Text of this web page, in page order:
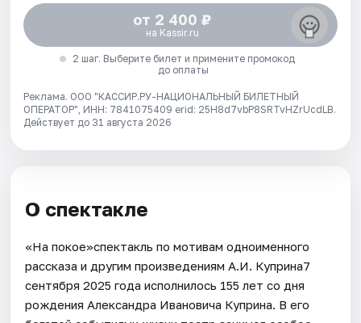
от 2 400 ₽
на Kassir.ru
2 шаг. Выберите билет и примените промокод
до оплаты
Реклама. ООО "КАССИР.РУ-НАЦИОНАЛЬНЫЙ БИЛЕТНЫЙ
ОПЕРАТОР", ИНН: 7841075409 erid: 25H8d7vbP8SRTvHZrUcdLB.
Действует до 31 августа 2026
О спектакле
«На покое»спектакль по мотивам одноименного
рассказа и другим произведениям А.И. Куприна7
сентября 2025 года исполнилось 155 лет со дня
рождения Александра Ивановича Куприна. В его